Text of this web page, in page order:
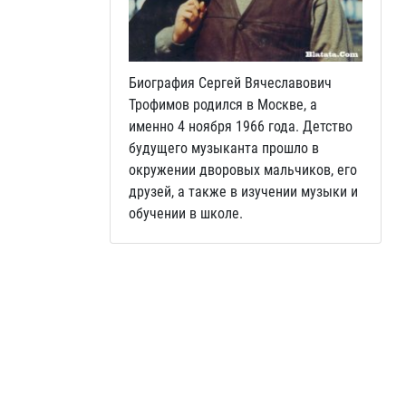
Биография Сергей Вячеславович
Трофимов родился в Москве, а
именно 4 ноября 1966 года. Детство
будущего музыканта прошло в
окружении дворовых мальчиков, его
друзей, а также в изучении музыки и
обучении в школе.